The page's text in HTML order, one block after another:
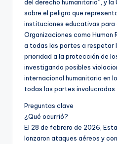
del derecho humanitario”, y la
sobre el peligro que
instituciones educativas para
Organizaciones como Human
a todas las partes a respetar
prioridad a la protección de
investigando posibles
internacional humanitario en
todas las partes involucradas.
Preguntas clave
¿Qué ocurrió?
El 28 de febrero de 2026,
lanzaron ataques aéreos y